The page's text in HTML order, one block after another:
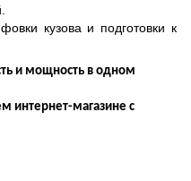
кузова и подготовки к
и мощность в одном
интернет-магазине с